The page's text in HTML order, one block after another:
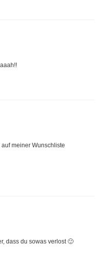
meiner Wunschliste
dass du sowas verlost 🙂